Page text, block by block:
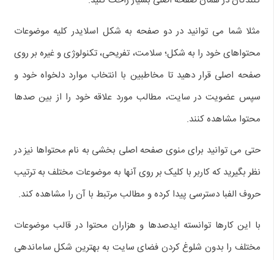
مثلا شما می توانید در دو صفحه به شکل اسلایدر کلیه موضوعات
محتواهای خود را به شکل؛ سلامت، تفریحی، تکنولوژی و غیره بر روی
صفحه اصلی قرار دهید تا مخاطبین با انتخاب موارد دلخواه خود و
سپس عضویت در سایت، مطالب مورد علاقه خود را از بین صدها
محتوا مشاهده کنند.
حتی می توانید برای منوی صفحه اصلی بخشی به نام محتواها نیز در
نظر بگیرید که کاربر با کلیک بر روی آنها به موضوعات مختلف به ترتیب
حروف الفبا دسترسی پیدا کرده و مطالب مرتبط با آن را مشاهده کند.
با این کارها توانسته ایدصدها و هزاران محتوا در قالب موضوعات
مختلف را بدون شلوغ کردن فضای سایت به بهترین شکل ساماندهی